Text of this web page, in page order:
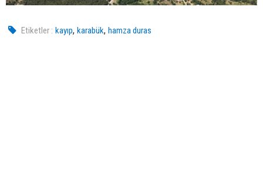
Etiketler : kayıp,karabük,hamza duras